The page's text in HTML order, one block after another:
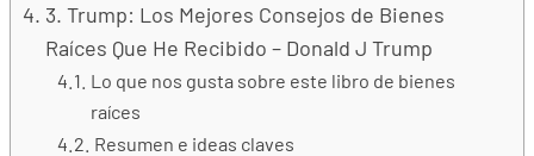
3. Trump: Los Mejores Consejos de Bienes
Raíces Que He Recibido – Donald J Trump
Lo que nos gusta sobre este libro de bienes
raíces
Resumen e ideas claves